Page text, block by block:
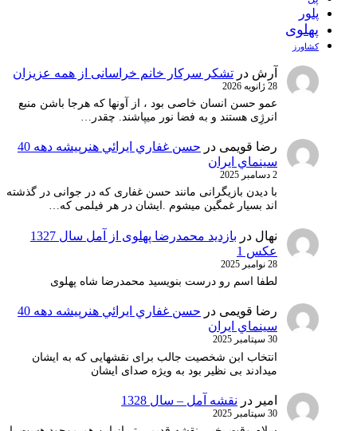
پلور
پهلوی
کشاورز
آرش در تشکر سرکار خانم خراسانی از همه عزیزان
28 ژانویه 2026
عمو حسن انسان خاصی بود ، از آونها که هرجا باشن منبع
انرژِی هستند و به فضا نور میپاشند. چقدر…
رضا قویمی در
حسن غفاري ايرائي هنرپيشه دهه 40
سينماي ايران
2 دسامبر 2025
با دیدن بازیگرانی مانند حسن غفاری که در جوانی در گذشته
اند بسیار غمگین میشوم .ایشان در هر فیلمی که…
نهال در
بازدید محمدرضا پهلوی از آمل سال 1327
عکس 1
28 نوامبر 2025
لطفا اسم رو درست بنویسید محمدرضا شاه پهلوی
رضا قویمی در
حسن غفاري ايرائي هنرپيشه دهه 40
سينماي ايران
30 سپتامبر 2025
انتخاب ابن شخصیت جالب برای نقشهایی که به ایشان
میدادند بی نظیر بود به ویژه صدای ایشان
امیر در نقشه آمل – سال 1328
30 سپتامبر 2025